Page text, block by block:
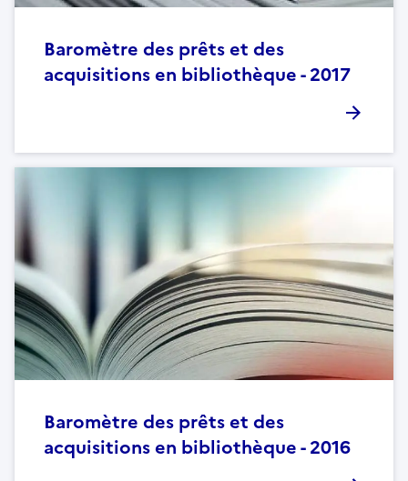
Baromètre des prêts et des
acquisitions en bibliothèque - 2017
Baromètre des prêts et des
acquisitions en bibliothèque - 2016